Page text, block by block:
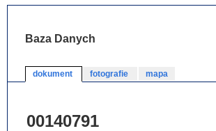
Baza Danych
dokument fotografie mapa
00140791